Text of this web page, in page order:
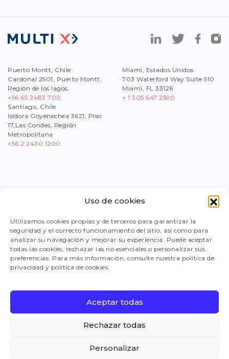
Uso de cookies
Utilizamos cookies propias y de terceros para garantizar la
seguridad y el correcto funcionamiento del sitio, así como para
analizar su navegación y mejorar su experiencia. Puede aceptar
todas las cookies, rechazar las no esenciales o personalizar sus
preferencias. Para más información, consulte nuestra política de
privacidad y política de cookies.
Aceptar todas
Rechazar todas
Personalizar
Puerto Montt, Chile
Cardonal 2501, Puerto Montt,
Región de los lagos.
+56 65 2483 700
Santiago, Chile
Isidora Goyenechea 3621, Piso
17,Las Condes, Región
Metropolitana
+56 2 2430 1200
Miami, Estados Unidos
703 Waterford Way Suite 510
Miami, FL 33126
+ 1 305 647 2590
PORTAL PROVEEDORES
LEGISLACIÓN
CANAL DE DENUNCIAS